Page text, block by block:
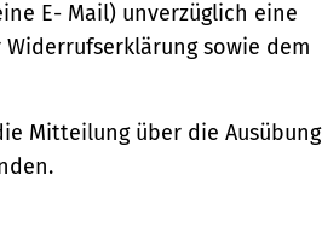
E- Mail) unverzüglich eine
sowie dem
Mitteilung über die Ausübung